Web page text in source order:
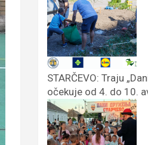
STARČEVO: Traju
očekuje od 4. do 10.